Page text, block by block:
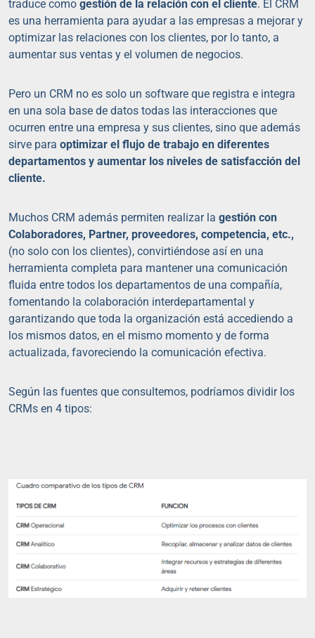
traduce como gestión de la relación con el cliente. El CRM
es una herramienta para ayudar a las empresas a mejorar y
optimizar las relaciones con los clientes, por lo tanto, a
aumentar sus ventas y el volumen de negocios.
Pero un CRM no es solo un software que registra e integra
en una sola base de datos todas las interacciones que
ocurren entre una empresa y sus clientes, sino que además
sirve para optimizar el flujo de trabajo en diferentes
departamentos y aumentar los niveles de satisfacción del
cliente.
Muchos CRM además permiten realizar la gestión con
Colaboradores, Partner, proveedores, competencia, etc.,
(no solo con los clientes), convirtiéndose así en una
herramienta completa para mantener una comunicación
fluida entre todos los departamentos de una compañía,
fomentando la colaboración interdepartamental y
garantizando que toda la organización está accediendo a
los mismos datos, en el mismo momento y de forma
actualizada, favoreciendo la comunicación efectiva.
Según las fuentes que consultemos, podríamos dividir los
CRMs en 4 tipos: